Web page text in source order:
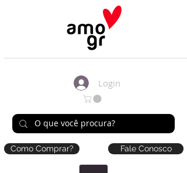
Login
Como Comprar? Fale Conosco